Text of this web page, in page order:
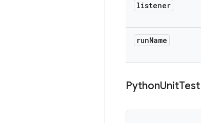
listener
runName
PythonUnitTest